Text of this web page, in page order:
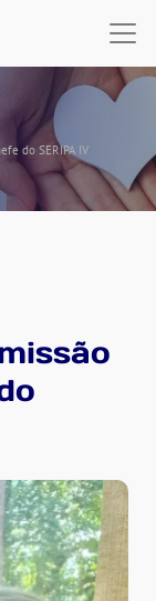
do SERIPA IV